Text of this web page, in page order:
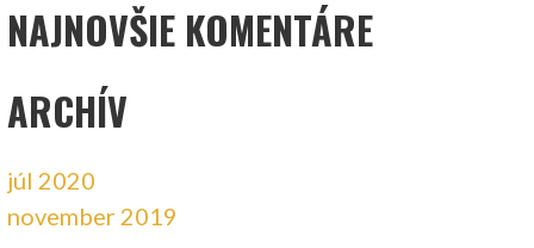
NAJNOVŠIE KOMENTÁRE
ARCHÍV
júl 2020
november 2019